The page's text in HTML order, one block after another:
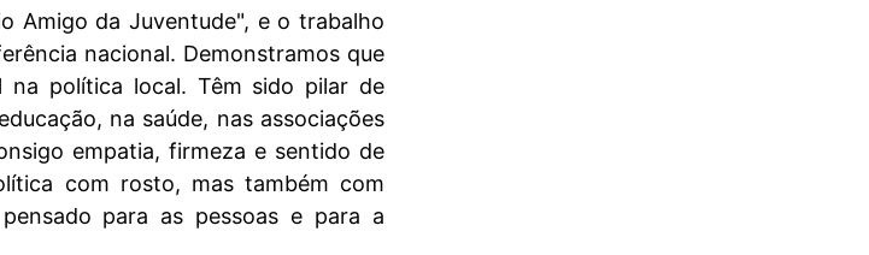
Amigo da Juventude", e o trabalho
nacional. Demonstramos que
na política local. Têm sido pilar de
na saúde, nas associações
empatia, firmeza e sentido de
com rosto, mas também com
para as pessoas e para a